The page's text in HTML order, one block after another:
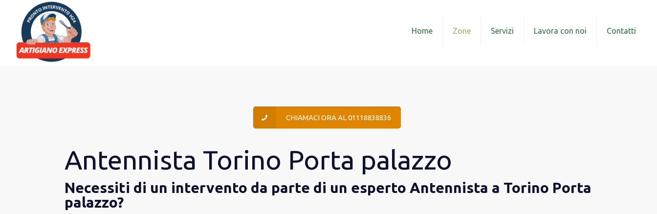
Home Zone Servizi Lavora con noi Contatti
CHIAMACI ORA AL 01118838836
Antennista Torino Porta palazzo
Necessiti di un intervento da parte di un esperto Antennista a Torino Porta
palazzo?